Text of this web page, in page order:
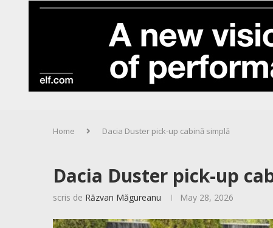
Home Dacia Duster pick-up cabină simplă
Dacia Duster pick-up
scris de Răzvan Măgureanu May 28, 2026